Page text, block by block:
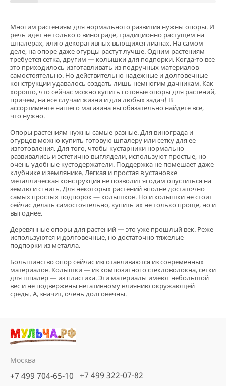
Кора сосны Стандарт
нефракционная, 60 л
5 6 отзывов
560 ₽
В корзину
Многим растениям для нормального развития нужны опоры. И
речь идет не только о винограде, традиционно растущем на
шпалерах, или о декоративных вьющихся лианах. На самом
деле, на опоре даже огурцы растут лучше. Одним растениям
требуется сетка, другим — колышки для подпорки. Когда-то все
это приходилось изготавливать из подручных материалов
самостоятельно. Но действительно надежные и долговечные
конструкции удавалось создать лишь немногим дачникам. Как
хорошо, что сейчас можно купить готовые опоры для растений,
причем, на все случаи жизни и для любых задач! В
ассортименте нашего магазина вы обязательно найдете все,
что нужно.
Опоры растениям нужны самые разные. Для винограда и
огурцов можно купить готовую шпалеру или сетку для ее
изготовления. Для того, чтобы кустарники нормально
развивались и эстетично выглядели, используют простые, но
очень удобные кустодержатели. Поддержка не помешает даже
клубнике и землянике. Легкая и простая в установке
металлическая конструкция не позволит ягодам опуститься на
землю и сгнить. Для некоторых растений вполне достаточно
самых простых подпорок — колышков. Но и колышки не стоит
сейчас делать самостоятельно, купить их не только проще, но и
выгоднее.
Деревянные опоры для растений — это уже прошлый век. Реже
используются и долговечные, но достаточно тяжелые
подпорки из металла.
Большинство опор сейчас изготавливаются из современных
материалов. Колышки — из композитного стекловолокна, сетки
для шпалер — из пластика. Эти материалы имеют небольшой
вес и не подвержены негативному влиянию окружающей
среды. А, значит, очень долговечны.
Москва
+7 499 704-65-10 +7 499 322-07-82